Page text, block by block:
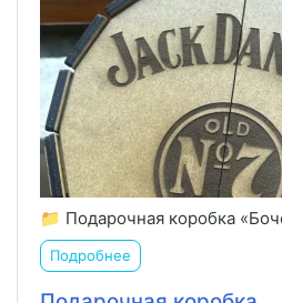
📁 Подарочная коробка
Подробнее